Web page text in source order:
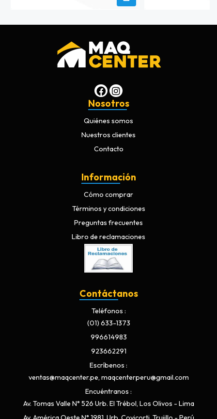
Nosotros
Quiénes somos
Nuestros clientes
Contacto
Información
Cómo comprar
Términos y condiciones
Preguntas frecuentes
Libro de reclamaciones
Contáctanos
Teléfonos
(01) 633-1373
996614983
923662291
Escríbenos
ventas@maqcenter.pe, maqcenterperu@gmail.com
Encuéntranos
Av. Tomas Valle N° 526 Urb. El Trébol, Los Olivos - Lima